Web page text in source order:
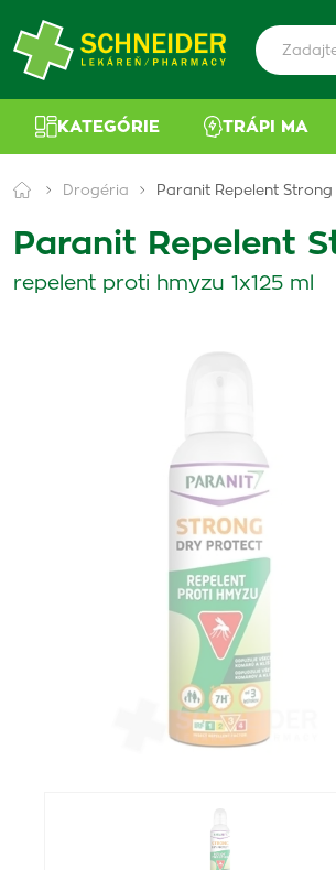
KATEGÓRIE TRÁPI MA
Drogéria Paranit Repelent
Paranit Repelent
repelent proti hmyzu 1x125 ml